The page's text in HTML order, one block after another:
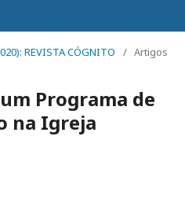
REVISTA CÓGNITO / Artigos
Programa de
na Igreja